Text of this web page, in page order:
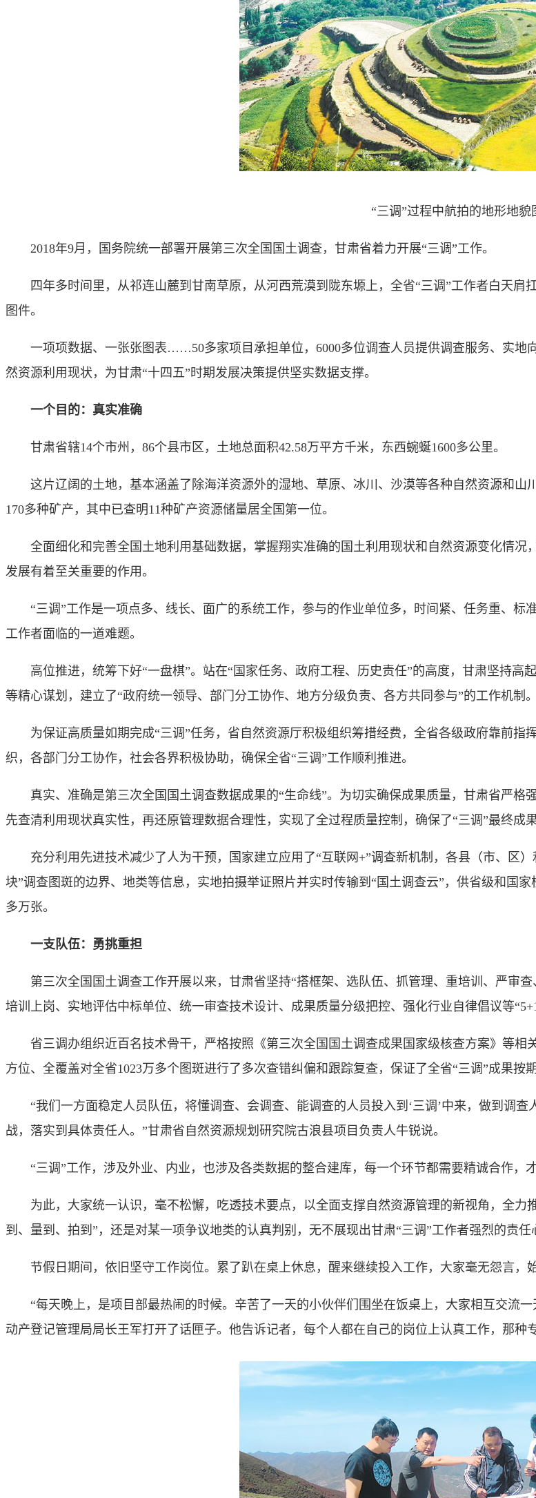
“三调”过程中航拍的地形地貌
2018年9月，国务院统一部署开展第三次全国国土调查，甘肃省着力开展“三调”工作。
四年多时间里，从祁连山麓到甘南草原，从河西荒漠到陇东塬上，全省“三调”工作者白天肩
图件。
一项项数据、一张张图表……50多家项目承担单位，6000多位调查人员提供调查服务、实地
然资源利用现状，为甘肃“十四五”时期发展决策提供坚实数据支撑。
一个目的：真实准确
甘肃省辖14个市州，86个县市区，土地总面积42.58万平方千米，东西蜿蜒1600多公里。
这片辽阔的土地，基本涵盖了除海洋资源外的湿地、草原、冰川、沙漠等各种自然资源和山
170多种矿产，其中已查明11种矿产资源储量居全国第一位。
全面细化和完善全国土地利用基础数据，掌握翔实准确的国土利用现状和自然资源变化情况
发展有着至关重要的作用。
“三调”工作是一项点多、线长、面广的系统工作，参与的作业单位多，时间紧、任务重、标
工作者面临的一道难题。
高位推进，统筹下好“一盘棋”。站在“国家任务、政府工程、历史责任”的高度，甘肃坚持高
等精心谋划，建立了“政府统一领导、部门分工协作、地方分级负责、各方共同参与”的工作机制。
为保证高质量如期完成“三调”任务，省自然资源厅积极组织筹措经费，全省各级政府靠前指
织，各部门分工协作，社会各界积极协助，确保全省“三调”工作顺利推进。
真实、准确是第三次全国国土调查数据成果的“生命线”。为切实确保成果质量，甘肃省严格
先查清利用现状真实性，再还原管理数据合理性，实现了全过程质量控制，确保了“三调”最终成
充分利用先进技术减少了人为干预，国家建立应用了“互联网+”调查新机制，各县（市、区
块”调查图斑的边界、地类等信息，实地拍摄举证照片并实时传输到“国土调查云”，供省级和国
多万张。
一支队伍：勇挑重担
第三次全国国土调查工作开展以来，甘肃省坚持“搭框架、选队伍、抓管理、重培训、严审
培训上岗、实地评估中标单位、统一审查技术设计、成果质量分级把控、强化行业自律倡议等
省三调办组织近百名技术骨干，严格按照《第三次全国国土调查成果国家级核查方案》等相
方位、全覆盖对全省1023万多个图斑进行了多次查错纠偏和跟踪复查，保证了全省“三调”成果按
“我们一方面稳定人员队伍，将懂调查、会调查、能调查的人员投入到‘三调’中来，做到调查
战，落实到具体责任人。”甘肃省自然资源规划研究院古浪县项目负责人牛锐说。
“三调”工作，涉及外业、内业，也涉及各类数据的整合建库，每一个环节都需要精诚合作，
为此，大家统一认识，毫不松懈，吃透技术要点，以全面支撑自然资源管理的新视角，全力
到、量到、拍到”，还是对某一项争议地类的认真判别，无不展现出甘肃“三调”工作者强烈的责任
节假日期间，依旧坚守工作岗位。累了趴在桌上休息，醒来继续投入工作，大家毫无怨言，始
“每天晚上，是项目部最热闹的时候。辛苦了一天的小伙伴们围坐在饭桌上，大家相互交流一
动产登记管理局局长王军打开了话匣子。他告诉记者，每个人都在自己的岗位上认真工作，那种